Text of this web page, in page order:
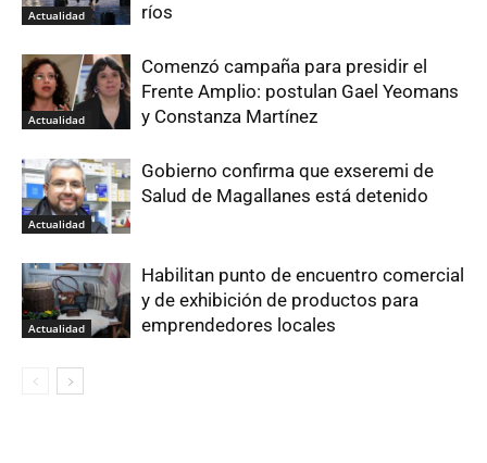
Actualidad
ríos
Actualidad
Comenzó campaña para presidir el
Frente Amplio: postulan Gael Yeomans
y Constanza Martínez
Actualidad
Gobierno confirma que exseremi de
Salud de Magallanes está detenido
Actualidad
Habilitan punto de encuentro comercial
y de exhibición de productos para
emprendedores locales